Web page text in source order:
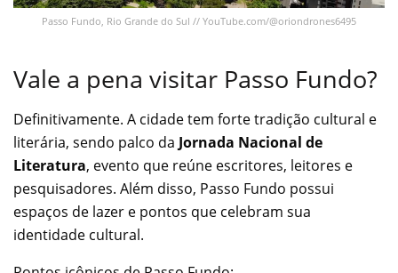
Passo Fundo, Rio Grande do Sul // YouTube.com/@oriondrones6495
Vale a pena visitar Passo Fundo?
Definitivamente. A cidade tem forte tradição cultural e
literária, sendo palco da Jornada Nacional de
Literatura, evento que reúne escritores, leitores e
pesquisadores. Além disso, Passo Fundo possui
espaços de lazer e pontos que celebram sua
identidade cultural.